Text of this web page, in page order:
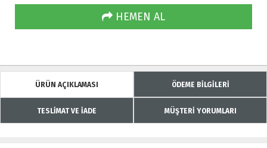
HEMEN AL
ÜRÜN AÇIKLAMASI ÖDEME BİLGİLERİ
TESLİMAT VE İADE MÜŞTERİ YORUMLARI